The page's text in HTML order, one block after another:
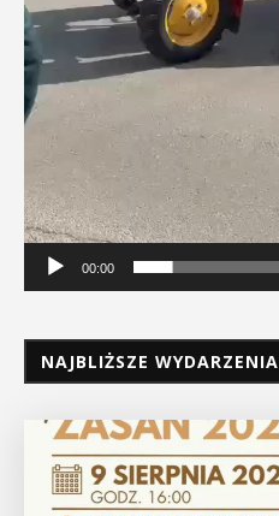
00:00
NAJBLIŻSZE WYDARZENIA